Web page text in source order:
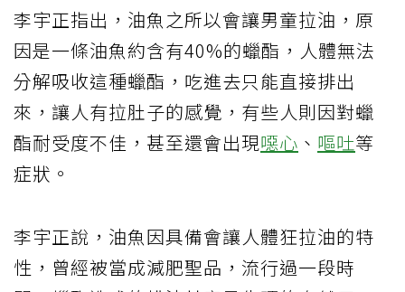
李宇正指出，油魚之所以會讓男童拉油，原
因是一條油魚約含有40%的蠟酯，人體無法
分解吸收這種蠟酯，吃進去只能直接排出
來，讓人有拉肚子的感覺，有些人則因對蠟
酯耐受度不佳，甚至還會出現噁心 、 嘔吐等
症狀。
李宇正說，油魚因具備會讓人體狂拉油的特
性，曾經被當成減肥聖品，流行過一段時